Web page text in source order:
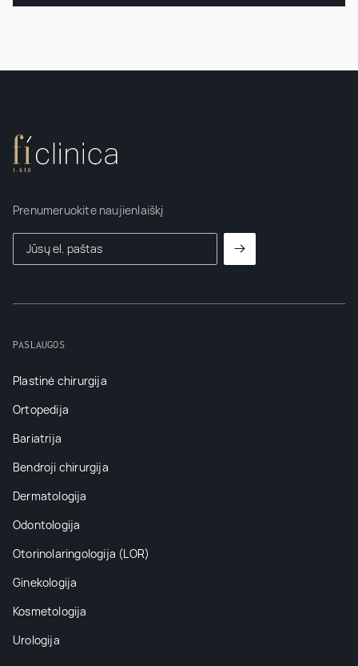
Prenumeruokite naujienlaiškį
PASLAUGOS
Plastinė chirurgija
Ortopedija
Bariatrija
Bendroji chirurgija
Dermatologija
Odontologija
Otorinolaringologija (LOR)
Ginekologija
Kosmetologija
Urologija